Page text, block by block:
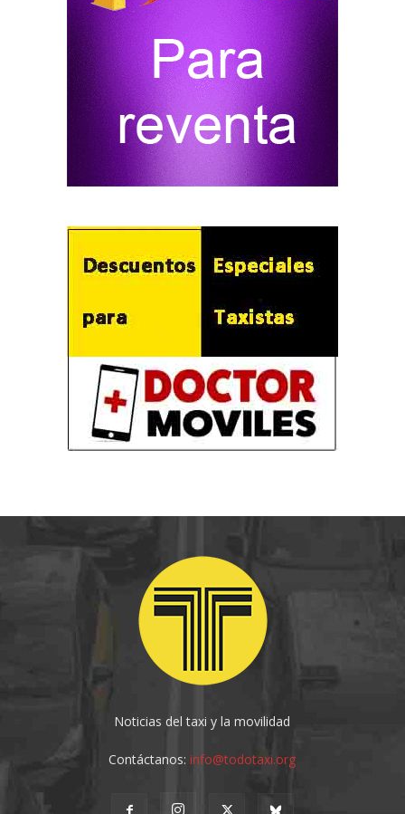
Noticias del taxi y la movilidad
Contáctanos:info@todotaxi.org